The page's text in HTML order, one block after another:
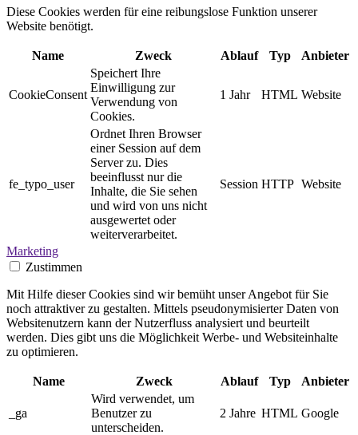
Diese Cookies werden für eine reibungslose Funktion unserer
Website benötigt.
Name Zweck Ablauf Typ Anbieter
CookieConsent
Speichert Ihre
Einwilligung zur
Verwendung von
Cookies.
1 Jahr HTML Website
fe_typo_user
Ordnet Ihren Browser
einer Session auf dem
Server zu. Dies
beeinflusst nur die
Inhalte, die Sie sehen
und wird von uns nicht
ausgewertet oder
weiterverarbeitet.
Session HTTP Website
Marketing
Zustimmen
Mit Hilfe dieser Cookies sind wir bemüht unser Angebot für Sie
noch attraktiver zu gestalten. Mittels pseudonymisierter Daten von
Websitenutzern kann der Nutzerfluss analysiert und beurteilt
werden. Dies gibt uns die Möglichkeit Werbe- und Websiteinhalte
zu optimieren.
Name Zweck Ablauf Typ Anbieter
_ga
Wird verwendet, um
Benutzer zu
unterscheiden.
2 Jahre HTML Google